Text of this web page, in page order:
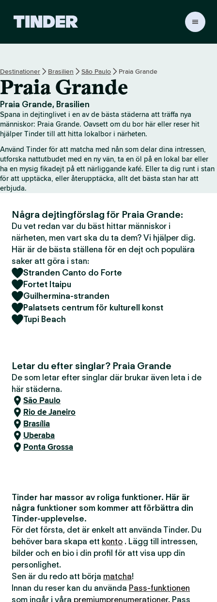
r
s
s
t
a
t
i
d
a
Destinationer Brasilien São Paulo Praia Grande
Praia Grande
Praia Grande, Brasilien
Spana in dejtinglivet i en av de bästa städerna att träffa nya
människor: Praia Grande. Oavsett om du bor här eller reser hit
hjälper Tinder till att hitta lokalbor i närheten.
Använd Tinder för att matcha med nån som delar dina intressen,
utforska nattutbudet med en ny vän, ta en öl på en lokal bar eller
ha en mysig fikadejt på ett närliggande kafé. Eller ta dig runt i stan
för att upptäcka, eller återupptäcka, allt det bästa stan har att
erbjuda.
Några dejtingförslag för Praia Grande:
Du vet redan var du bäst hittar människor i
närheten, men vart ska du ta dem? Vi hjälper dig.
Här är de bästa ställena för en dejt och populära
saker att göra i stan:
Stranden Canto do Forte
Fortet Itaipu
Guilhermina-stranden
Palatsets centrum för kulturell konst
Tupi Beach
Letar du efter singlar? Praia Grande
De som letar efter singlar där brukar även leta i de
här städerna.
São Paulo
Rio de Janeiro
Brasília
Uberaba
Ponta Grossa
Tinder har massor av roliga funktioner. Här är
några funktioner som kommer att förbättra din
Tinder-upplevelse.
För det första, det är enkelt att använda Tinder. Du
behöver bara skapa ett konto . Lägg till intressen,
bilder och en bio i din profil för att visa upp din
personlighet.
Sen är du redo att börja matcha!
Innan du reser kan du använda Pass-funktionen
som ingår i våra premiumprenumerationer. Pass